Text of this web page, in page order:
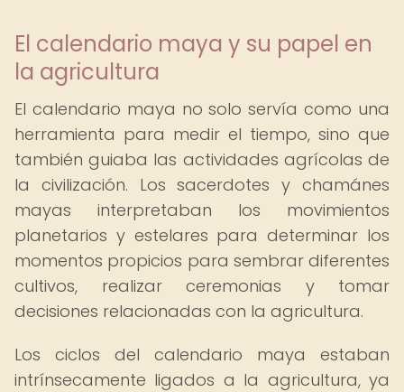
El calendario maya y su papel en
la agricultura
El calendario maya no solo servía como una
herramienta para medir el tiempo, sino que
también guiaba las actividades agrícolas de
la civilización. Los sacerdotes y chamánes
mayas interpretaban los movimientos
planetarios y estelares para determinar los
momentos propicios para sembrar diferentes
cultivos, realizar ceremonias y tomar
decisiones relacionadas con la agricultura.
Los ciclos del calendario maya estaban
intrínsecamente ligados a la agricultura, ya